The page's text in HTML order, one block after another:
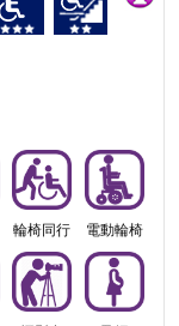
輪椅同行 電動輪椅